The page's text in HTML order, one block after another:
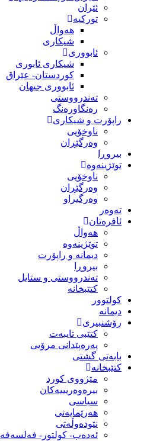
ئێران
تورکیە
هەواڵ
شیکاری
ئابووری
شیکاری ئابوری
کوردستان- عێراق
ئابووری جیهان
تەندرووستی
رەنگاورەنگ
راپۆرت و شیکاری
ناوخۆیی
وەرگێڕان
بیروڕا
توێژینەوە
ناوخۆیی
وەرگێڕان
وەرگیراو
تەوەر
ئافرەتان
هەواڵ
توێژینەوە
دیمانە و راپۆرت
بیروڕا
تەندرووستی و ستایل
کتێبخانە
کولتوور
دیمانە
رۆشنبیری
کتێبی تایبەت
پەرەپێدانی مرۆیی
بابەتی گشتی
کتێبخانە
مێژووى کورد
بیرەوەریییەکان
سیاسى
هەرێمایەتی
نێودەوڵەتی
ئەدەب- کولتور- فەلسەفە